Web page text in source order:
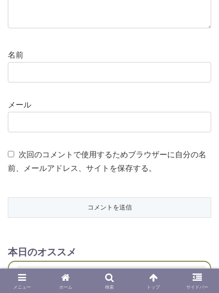
名前
メール
次回のコメントで使用するためブラウザーに自分の名
前、メールアドレス、サイトを保存する。
本日のオススメ
1
海外「日本よ、お前がナンバーワンだ」 熊本地
震直後の日本の対応のスピードに世界が衝撃
メニュー ホーム 検索 トップ サイドバー